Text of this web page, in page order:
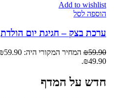
Add to wishlist
הוספה לסל
ערכת בצק – חגיגת יום הולדת
₪59.90 המחיר המקורי היה: ₪59.90.
₪49.90.
חדש על המדף